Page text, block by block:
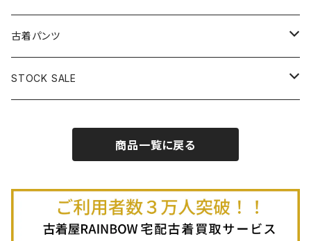
古着オールインワン
古着オーバーオール
古着半袖プルオーバー
古着長袖Ｔシャツ
古着半袖Ｔシャツ
古着ベスト
古着キャミソール
古着ポロシャツ
古着長袖ポロシャツ
古着スウェット
古着半袖ニット
古着ニットアウター
古着ライトコート
古着ヘビージャケット
古着羽織り
古着ロング丈スカート (丈76cm-)
古着膝丈スカート (丈56-75cm)
古着ミニ丈スカート (丈56-75cm)
古着パンツ
古着ロング丈パンツ
STOCK SALE
Autumn / Winter
商品一覧に戻る